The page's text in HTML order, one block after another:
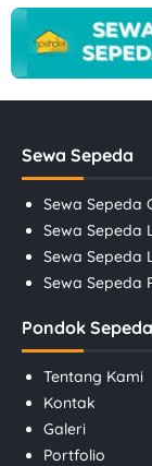
Sewa Sepeda
Sewa Sepeda
Sewa Sepeda
Sewa Sepeda
Sewa Sepeda
Pondok Sepeda
Tentang Kami
Kontak
Galeri
Portfolio